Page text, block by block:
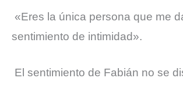
«Eres la única persona que me
sentimiento de intimidad».
El sentimiento de Fabián no se